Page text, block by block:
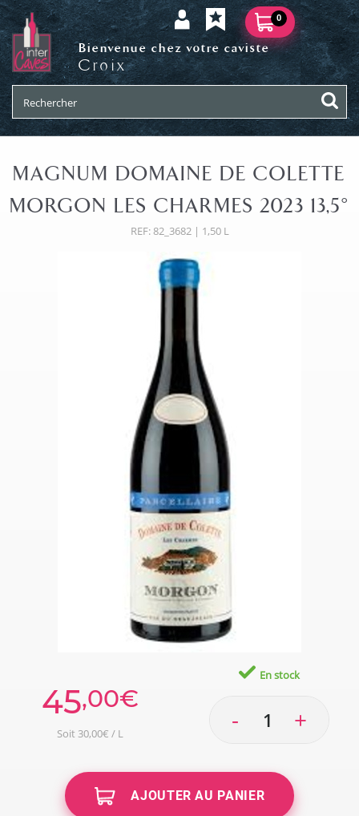
0
Bienvenue chez votre caviste
Croix
MAGNUM DOMAINE DE COLETTE
MORGON LES CHARMES 2023 13,5°
REF: 82_3682 | 1,50 L
45,00€
Soit 30,00€ / L
En stock
- +
AJOUTER AU PANIER